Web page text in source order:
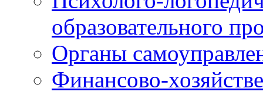
образовательного
Органы
Финансово-